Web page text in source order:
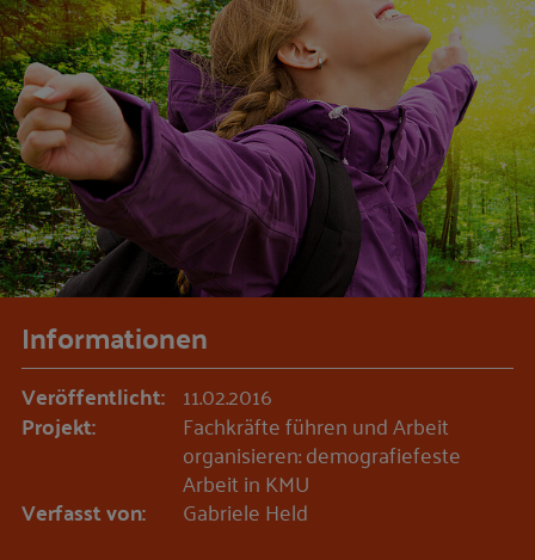
Informationen
Veröffentlicht: 11.02.2016
Projekt: Fachkräfte führen und Arbeit
organisieren: demografiefeste
Arbeit in KMU
Verfasst von: Gabriele Held